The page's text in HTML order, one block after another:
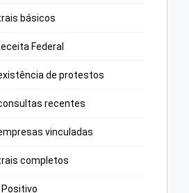
básicos
Federal
de protestos
recentes
vinculadas
completos